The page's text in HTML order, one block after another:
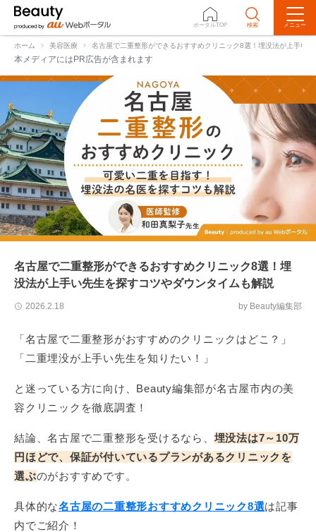
ポータルTOP 検索 メニュー
ホーム 美容医療 名古屋で二重整形ができるおすすめクリニック8選！埋没法が上手い
本メディアにはPR広告が含まれます
名古屋で二重整形ができるおすすめクリニック8選！埋
没法が上手い先生を探すコツやダウンタイムも解説
2026.2.18 by Beauty編集部
▽おすすめ8選 ▽選び方 ▽Q&A
「名古屋で二重整形がおすすめのクリニックはどこ？」
「二重埋没が上手い先生を知りたい！」
と迷っている方に向け、Beauty編集部が名古屋市内の美
容クリニックを徹底調査！
結論、名古屋で二重整形を受けるなら、 埋没法は7～10万
円ほどで、保証が付いているプランがあるクリニックを
選ぶのがおすすめです。
具体的な名古屋の二重整形おすすめクリニック8選は記事
内でご紹介！